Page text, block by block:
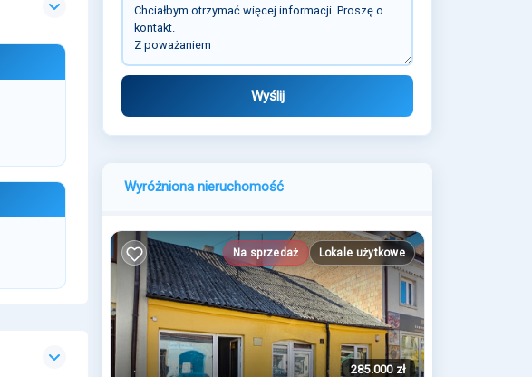
Wyślij
Wyróżniona nieruchomość
Na sprzedaż Lokale użytkowe
285.000 zł